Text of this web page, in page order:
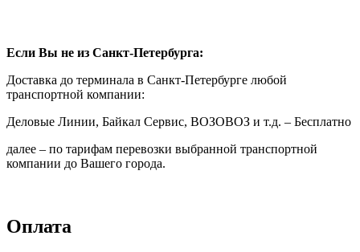
Если Вы не из Санкт-Петербурга:
Доставка до терминала в Санкт-Петербурге любой
транспортной компании:
Деловые Линии, Байкал Сервис, ВОЗОВОЗ и т.д. – Бесплатно
далее – по тарифам перевозки выбранной транспортной
компании до Вашего города.
Оплата